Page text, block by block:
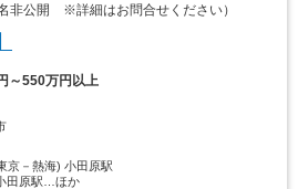
非公開 ※詳細はお問合せください）
～550万円以上
京－熱海) 小田原駅
田原駅…ほか